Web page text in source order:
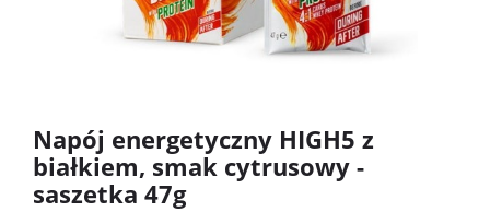
Napój energetyczny HIGH5 z
białkiem, smak cytrusowy -
saszetka 47g